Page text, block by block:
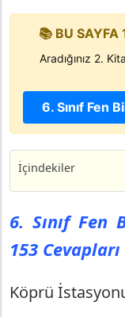
📚 BU SAYFA
Aradığınız 2.
6. Sınıf Fen
İçindekiler
6. Sınıf Fen
MEB Yayınları
Köprü
Etkinlik
MEB Yayınları
6. Sınıf Fen
153 Cevapları
Köprü